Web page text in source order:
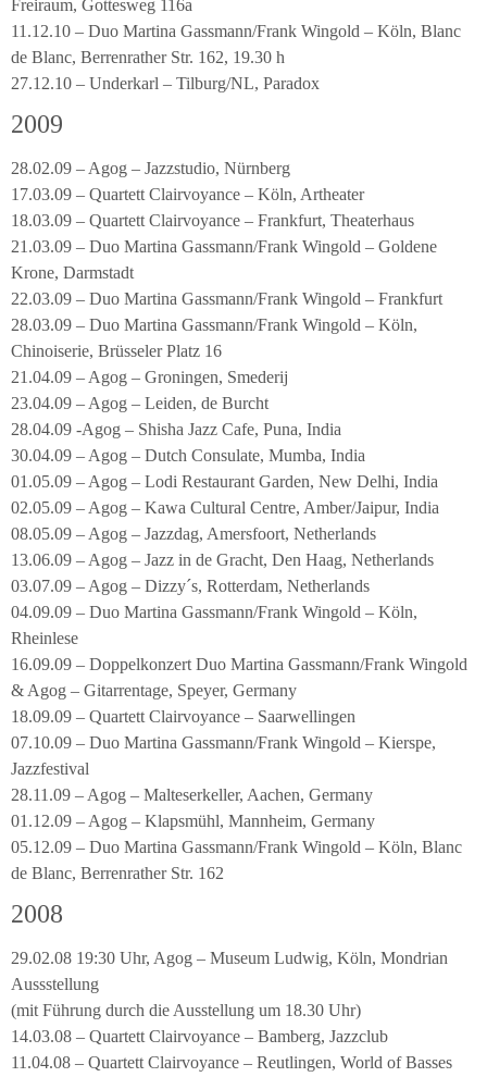
Freiraum, Gottesweg 116a
11.12.10 – Duo Martina Gassmann/Frank Wingold – Köln, Blanc
de Blanc, Berrenrather Str. 162, 19.30 h
27.12.10 – Underkarl – Tilburg/NL, Paradox
2009
28.02.09 – Agog – Jazzstudio, Nürnberg
17.03.09 – Quartett Clairvoyance – Köln, Artheater
18.03.09 – Quartett Clairvoyance – Frankfurt, Theaterhaus
21.03.09 – Duo Martina Gassmann/Frank Wingold – Goldene
Krone, Darmstadt
22.03.09 – Duo Martina Gassmann/Frank Wingold – Frankfurt
28.03.09 – Duo Martina Gassmann/Frank Wingold – Köln,
Chinoiserie, Brüsseler Platz 16
21.04.09 – Agog – Groningen, Smederij
23.04.09 – Agog – Leiden, de Burcht
28.04.09 -Agog – Shisha Jazz Cafe, Puna, India
30.04.09 – Agog – Dutch Consulate, Mumba, India
01.05.09 – Agog – Lodi Restaurant Garden, New Delhi, India
02.05.09 – Agog – Kawa Cultural Centre, Amber/Jaipur, India
08.05.09 – Agog – Jazzdag, Amersfoort, Netherlands
13.06.09 – Agog – Jazz in de Gracht, Den Haag, Netherlands
03.07.09 – Agog – Dizzy´s, Rotterdam, Netherlands
04.09.09 – Duo Martina Gassmann/Frank Wingold – Köln,
Rheinlese
16.09.09 – Doppelkonzert Duo Martina Gassmann/Frank Wingold
& Agog – Gitarrentage, Speyer, Germany
18.09.09 – Quartett Clairvoyance – Saarwellingen
07.10.09 – Duo Martina Gassmann/Frank Wingold – Kierspe,
Jazzfestival
28.11.09 – Agog – Malteserkeller, Aachen, Germany
01.12.09 – Agog – Klapsmühl, Mannheim, Germany
05.12.09 – Duo Martina Gassmann/Frank Wingold – Köln, Blanc
de Blanc, Berrenrather Str. 162
2008
29.02.08 19:30 Uhr, Agog – Museum Ludwig, Köln, Mondrian
Aussstellung
(mit Führung durch die Ausstellung um 18.30 Uhr)
14.03.08 – Quartett Clairvoyance – Bamberg, Jazzclub
11.04.08 – Quartett Clairvoyance – Reutlingen, World of Basses